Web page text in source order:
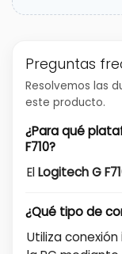
Preguntas
Resolvemos las
este producto.
¿Para qué
F710?
ElLogitech G
¿Qué tipo de
Utiliza conexión